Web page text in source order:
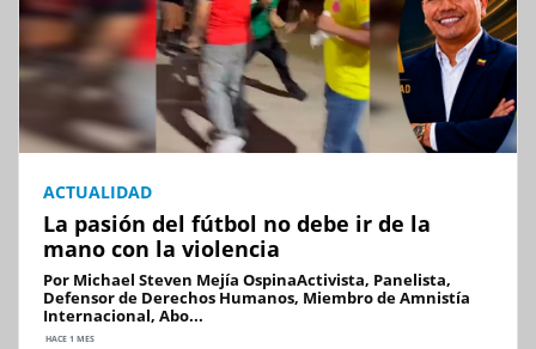
ACTUALIDAD
La pasión del fútbol no debe ir de la
mano con la violencia
Por Michael Steven Mejía OspinaActivista, Panelista,
Defensor de Derechos Humanos, Miembro de Amnistía
Internacional, Abo...
HACE 1 MES